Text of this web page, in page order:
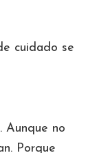
cuidado se
Aunque no
Porque